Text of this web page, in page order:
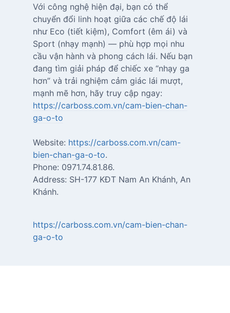
Với công nghệ hiện đại, bạn có thể
chuyển đổi linh hoạt giữa các chế độ lái
như Eco (tiết kiệm), Comfort (êm ái) và
Sport (nhạy mạnh) — phù hợp mọi nhu
cầu vận hành và phong cách lái. Nếu bạn
đang tìm giải pháp để chiếc xe “nhạy ga
hơn” và trải nghiệm cảm giác lái mượt,
mạnh mẽ hơn, hãy truy cập ngay:
https://carboss.com.vn/cam-bien-chan-
ga-o-to
Website: https://carboss.com.vn/cam-
bien-chan-ga-o-to.
Phone: 0971.74.81.86.
Address: SH-177 KĐT Nam An Khánh, An
Khánh.
https://carboss.com.vn/cam-bien-chan-
ga-o-to